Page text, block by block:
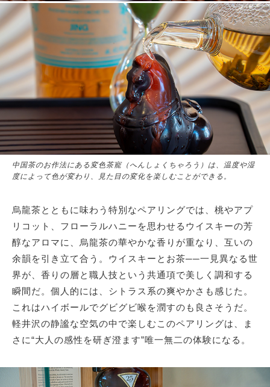
中国茶のお作法にある変色茶寵（へんしょくちゃろう）は、温度や湿
度によって色が変わり、見た目の変化を楽しむことができる。
烏龍茶とともに味わう特別なペアリングでは、桃やアプ
リコット、フローラルハニーを思わせるウイスキーの芳
醇なアロマに、烏龍茶の華やかな香りが重なり、互いの
余韻を引き立て合う。ウイスキーとお茶──一見異なる世
界が、香りの層と職人技という共通項で美しく調和する
瞬間だ。個人的には、シトラス系の爽やかさも感じた。
これはハイボールでグビグビ喉を潤すのも良さそうだ。
軽井沢の静謐な空気の中で楽しむこのペアリングは、ま
さに“大人の感性を研ぎ澄ます”唯一無二の体験になる。